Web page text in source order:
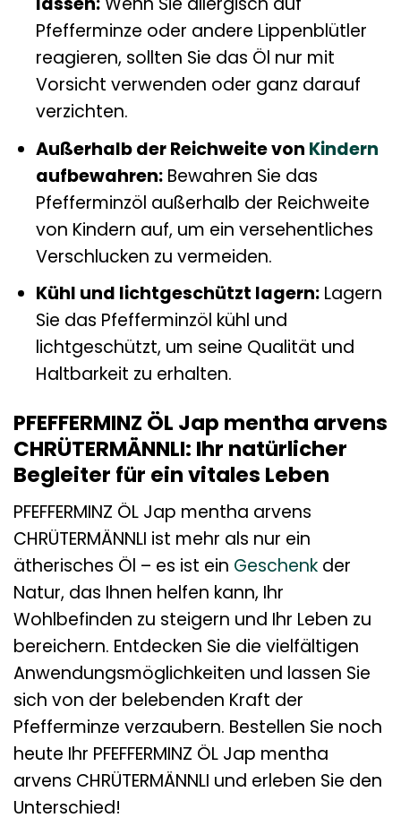
Pfefferminze oder andere Lippenblütler
reagieren, sollten Sie das Öl nur mit
Vorsicht verwenden oder ganz darauf
verzichten.
Außerhalb der Reichweite von Kindern
aufbewahren:Bewahren Sie das
Pfefferminzöl außerhalb der Reichweite
von Kindern auf, um ein versehentliches
Verschlucken zu vermeiden.
Kühl und lichtgeschützt lagern:Lagern
Sie das Pfefferminzöl kühl und
lichtgeschützt, um seine Qualität und
Haltbarkeit zu erhalten.
PFEFFERMINZ ÖL Jap mentha arvens
CHRÜTERMÄNNLI: Ihr natürlicher
Begleiter für ein vitales Leben
PFEFFERMINZ ÖL Jap mentha arvens
CHRÜTERMÄNNLI ist mehr als nur ein
ätherisches Öl – es ist ein Geschenk der
Natur, das Ihnen helfen kann, Ihr
Wohlbefinden zu steigern und Ihr Leben zu
bereichern. Entdecken Sie die vielfältigen
Anwendungsmöglichkeiten und lassen Sie
sich von der belebenden Kraft der
Pfefferminze verzaubern. Bestellen Sie noch
heute Ihr PFEFFERMINZ ÖL Jap mentha
arvens CHRÜTERMÄNNLI und erleben Sie den
Unterschied!